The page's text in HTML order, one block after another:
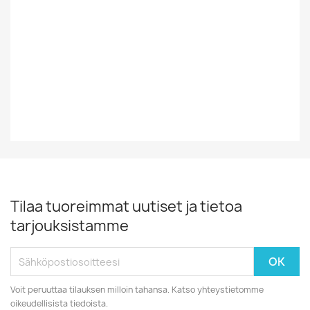
Tilaa tuoreimmat uutiset ja tietoa
tarjouksistamme
Voit peruuttaa tilauksen milloin tahansa. Katso yhteystietomme
oikeudellisista tiedoista.